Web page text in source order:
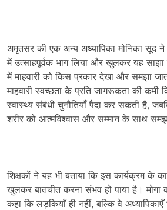
अमृतसर की एक अन्य अध्यापिका मोनिका सूद
में उत्साहपूर्वक भाग लिया और खुलकर यह साझा
में माहवारी को किस प्रकार देखा और समझा
माहवारी स्वच्छता के प्रति जागरूकता की कमी
स्वास्थ्य संबंधी चुनौतियाँ पैदा कर सकती है,
शरीर को आत्मविश्वास और सम्मान के साथ
शिक्षकों ने यह भी बताया कि इस कार्यक्रम के
खुलकर बातचीत करना संभव हो पाया है। मोगा
कहा कि लड़कियाँ ही नहीं, बल्कि वे अध्यापिकाएँ